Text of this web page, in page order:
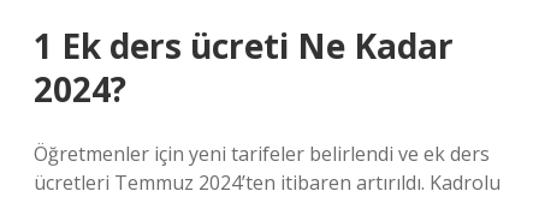
1 Ek ders ücreti Ne Kadar
2024?
Öğretmenler için yeni tarifeler belirlendi ve ek ders
ücretleri Temmuz 2024’ten itibaren artırıldı. Kadrolu